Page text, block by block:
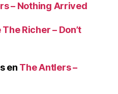
– Nothing Arrived
Richer – Don’t
en The Antlers –